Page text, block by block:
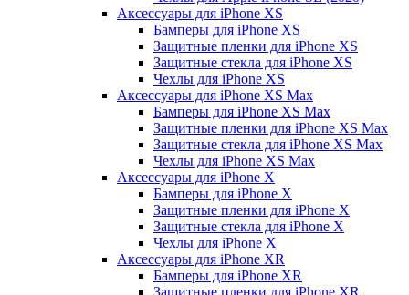
Аксессуары для iPhone ХS
Бамперы для iPhone ХS
Защитные пленки для iPhone ХS
Защитные стекла для iPhone ХS
Чехлы для iPhone ХS
Аксессуары для iPhone ХS Max
Бамперы для iPhone XS Max
Защитные пленки для iPhone XS Max
Защитные стекла для iPhone XS Max
Чехлы для iPhone XS Max
Аксессуары для iPhone X
Бамперы для iPhone X
Защитные пленки для iPhone X
Защитные стекла для iPhone X
Чехлы для iPhone X
Аксессуары для iPhone XR
Бамперы для iPhone XR
Защитные пленки для iPhone XR